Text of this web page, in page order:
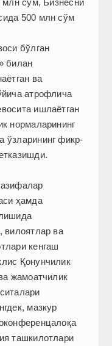
млн сўм, Бизнесни
500 млн сўм
бўлган
билан
ва
атрофлича
ишлаётган
нормаларининг
ўзларининг фикр-
ҳамда
вилоятлар ва
кенгаш
Қонунчилик
жамоатчилик
мазкур
ташкилотлари